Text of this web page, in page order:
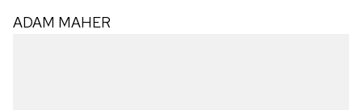
ADAM MAHER